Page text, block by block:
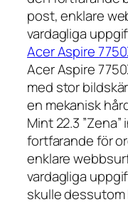
post, enklare
vardagliga
Acer Aspire
Acer Aspire
med stor
en mekanisk
Mint 22.3
fortfarande för
enklare
vardagliga
skulle